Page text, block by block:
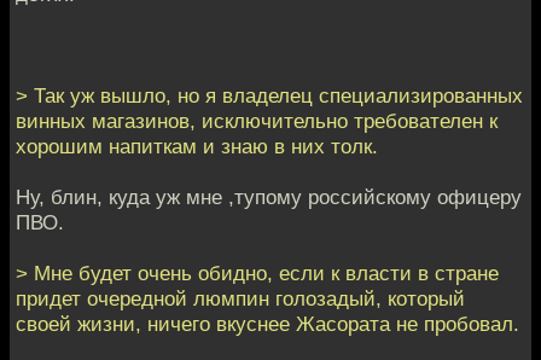
> Так уж вышло, но я владелец специализированных
винных магазинов, исключительно требователен к
хорошим напиткам и знаю в них толк.
Ну, блин, куда уж мне ,тупому российскому офицеру
ПВО.
> Мне будет очень обидно, если к власти в стране
придет очередной люмпин голозадый, который
своей жизни, ничего вкуснее Жасората не пробовал.